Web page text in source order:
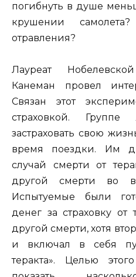
погибнуть в душе
крушении
отравления?
Лауреат
Канеман провел
Связан этот
страховкой.
застраховать свою
время поездки. Им
случай смерти от
другой смерти во
Испытуемые были
денег за страховку от
другой смерти, хотя
и включал в себя
теракта». Целью